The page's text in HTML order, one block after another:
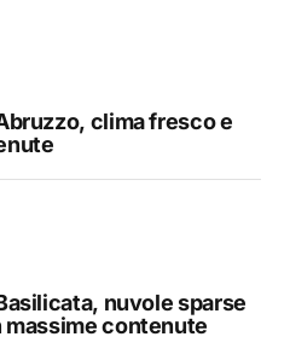
clima fresco e
nuvole sparse
contenute